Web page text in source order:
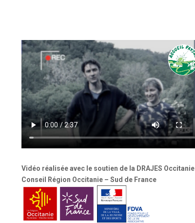
Vidéo réalisée avec le soutien de la DRAJES Occitanie
Conseil Région Occitanie – Sud de France